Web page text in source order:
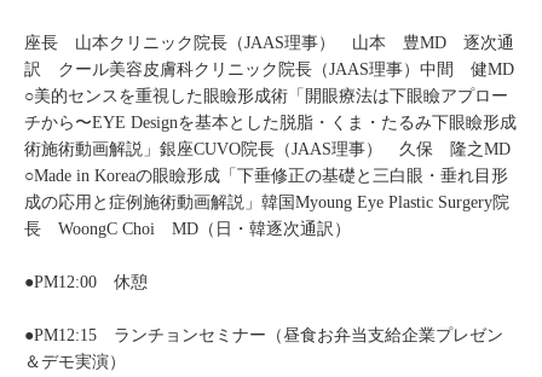
座長 山本クリニック院長（JAAS理事） 山本 豊MD 逐次通
訳 クール美容皮膚科クリニック院長（JAAS理事）中間 健MD
○美的センスを重視した眼瞼形成術「開眼療法は下眼瞼アプロー
チから〜EYE Designを基本とした脱脂・くま・たるみ下眼瞼形成
術施術動画解説」銀座CUVO院長（JAAS理事） 久保 隆之MD
○Made in Koreaの眼瞼形成「下垂修正の基礎と三白眼・垂れ目形
成の応用と症例施術動画解説」韓国Myoung Eye Plastic Surgery院
長 WoongC Choi MD（日・韓逐次通訳）
●PM12:00 休憩
●PM12:15 ランチョンセミナー（昼食お弁当支給企業プレゼン
＆デモ実演）